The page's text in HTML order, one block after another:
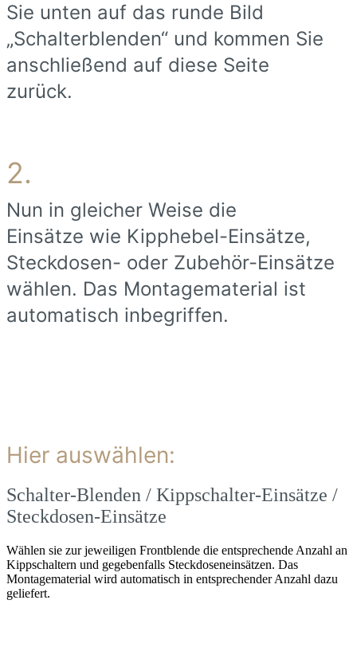
Sie unten auf das runde Bild
„Schalterblenden“ und kommen Sie
anschließend auf diese Seite
zurück.
2.
Nun in gleicher Weise die
Einsätze wie Kipphebel-Einsätze,
Steckdosen- oder Zubehör-Einsätze
wählen. Das Montagematerial ist
automatisch inbegriffen.
Hier auswählen:
Schalter-Blenden / Kippschalter-Einsätze /
Steckdosen-Einsätze
Wählen sie zur jeweiligen Frontblende die entsprechende Anzahl an
Kippschaltern und gegebenfalls Steckdoseneinsätzen. Das
Montagematerial wird automatisch in entsprechender Anzahl dazu
geliefert.